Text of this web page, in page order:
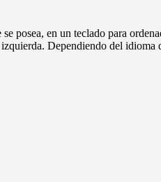
posea, en un teclado para
Dependiendo del idioma